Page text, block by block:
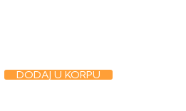
DODAJ U KORPU